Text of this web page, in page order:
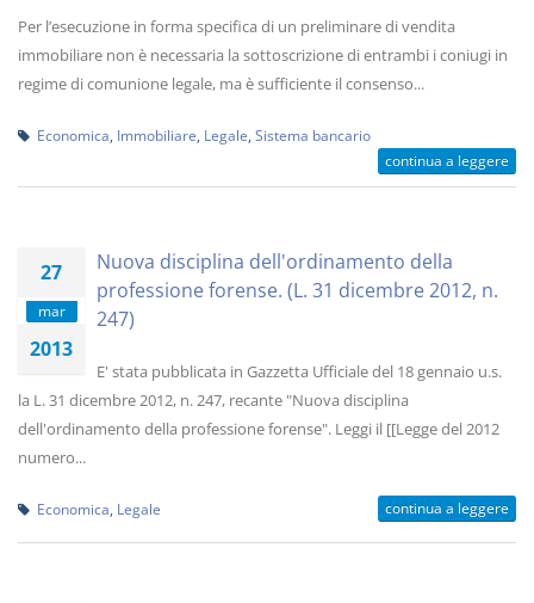
Per l’esecuzione in forma specifica di un preliminare di vendita
immobiliare non è necessaria la sottoscrizione di entrambi i coniugi in
regime di comunione legale, ma è sufficiente il consenso...
Economica Immobiliare Legale Sistema bancario
continua a leggere
27
mar
2013
Nuova disciplina dell'ordinamento della
professione forense. (L. 31 dicembre 2012, n.
247)
E' stata pubblicata in Gazzetta Ufficiale del 18 gennaio u.s.
la L. 31 dicembre 2012, n. 247, recante "Nuova disciplina
dell'ordinamento della professione forense". Leggi il [[Legge del 2012
numero...
Economica Legale continua a leggere